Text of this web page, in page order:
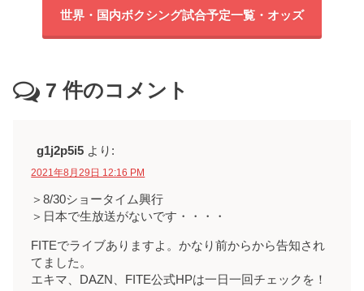
世界・国内ボクシング試合予定一覧・オッズ
7 件のコメント
g1j2p5i5 より:
2021年8月29日 12:16 PM
＞8/30ショータイム興行
＞日本で生放送がないです・・・・
FITEでライブありますよ。かなり前からから告知され
てました。
エキマ、DAZN、FITE公式HPは一日一回チェックを！